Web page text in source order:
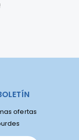
ofertas